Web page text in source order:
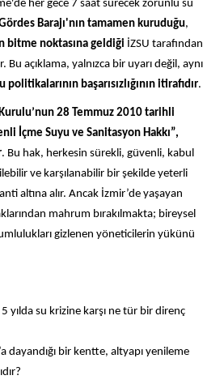
her gece 7 saat sürecek zorunlu su
Barajı'nın tamamen kuruduğu,
bitme noktasına geldiği İZSU tarafından
açıklama, yalnızca bir uyarı değil, aynı
başarısızlığının itirafıdır.
28 Temmuz 2010 tarihli
İçme Suyu ve Sanitasyon Hakkı”,
. Bu hak, herkesin sürekli, güvenli, kabul
ve karşılanabilir bir şekilde yeterli
altına alır. Ancak İzmir’de yaşayan
mahrum bırakılmakta; bireysel
gizlenen yöneticilerin yükünü
yılda su krizine karşı ne tür bir direnç
dayandığı bir kentte, altyapı yenileme